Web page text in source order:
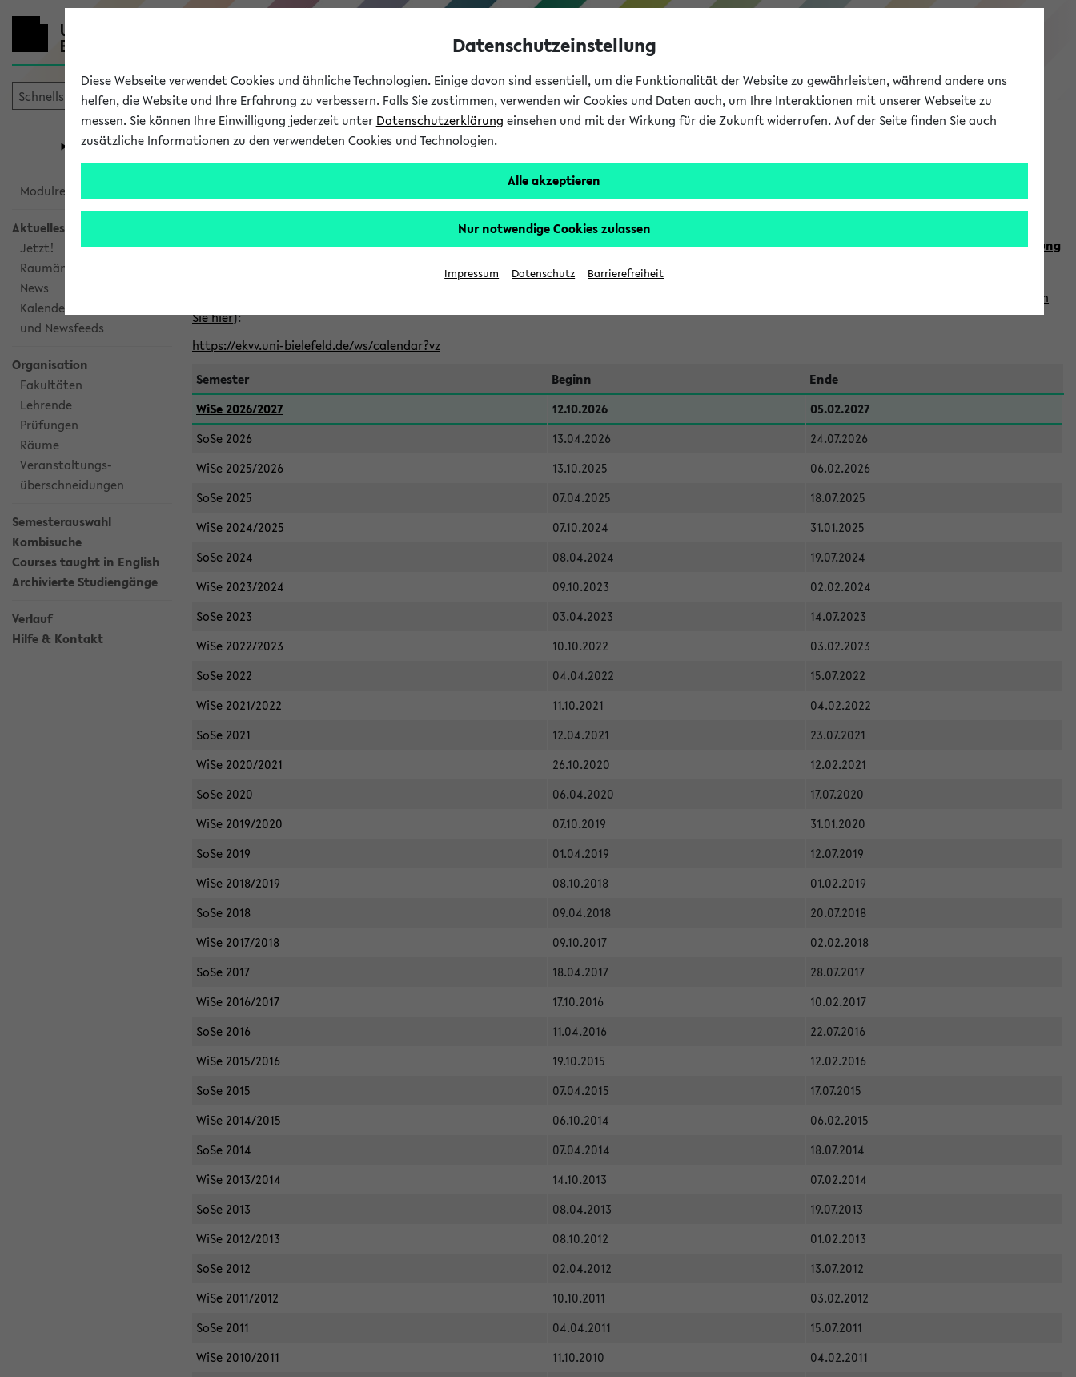
eKVV
Universität Forschung Studium
eKVV
Modulrecherche
Aktuelles
Jetzt!
Raumänderungen
News
Kalenderintegration
und Newsfeeds
Organisation
Fakultäten
Lehrende
Prüfungen
Räume
Veranstaltungs-
überschneidungen
Semesterauswahl
Kombisuche
Courses taught in English
Archivierte Studiengänge
Verlauf
Hilfe & Kontakt
Alle veröffentlichten Semester im eKVV
Klicken Sie auf das Semester, welches Sie für Ihre Sitzung auswählen möchten. Bitte beachten Sie auch die weiteren Termine imKalender der Lehrplanung
finden
Sie hier):
https://ekvv.uni-bielefeld.de/ws/calendar?vz
Semester
Beginn
Ende
WiSe 2026/2027
12.10.2026
05.02.2027
SoSe 2026
13.04.2026
24.07.2026
WiSe 2025/2026
13.10.2025
06.02.2026
SoSe 2025
07.04.2025
18.07.2025
WiSe 2024/2025
07.10.2024
31.01.2025
SoSe 2024
08.04.2024
19.07.2024
WiSe 2023/2024
09.10.2023
02.02.2024
SoSe 2023
03.04.2023
14.07.2023
WiSe 2022/2023
10.10.2022
03.02.2023
SoSe 2022
04.04.2022
15.07.2022
WiSe 2021/2022
11.10.2021
04.02.2022
SoSe 2021
12.04.2021
23.07.2021
WiSe 2020/2021
26.10.2020
12.02.2021
SoSe 2020
06.04.2020
17.07.2020
WiSe 2019/2020
07.10.2019
31.01.2020
SoSe 2019
01.04.2019
12.07.2019
WiSe 2018/2019
08.10.2018
01.02.2019
SoSe 2018
09.04.2018
20.07.2018
WiSe 2017/2018
09.10.2017
02.02.2018
SoSe 2017
18.04.2017
28.07.2017
WiSe 2016/2017
17.10.2016
10.02.2017
SoSe 2016
11.04.2016
22.07.2016
WiSe 2015/2016
19.10.2015
12.02.2016
SoSe 2015
07.04.2015
17.07.2015
WiSe 2014/2015
06.10.2014
06.02.2015
SoSe 2014
07.04.2014
18.07.2014
WiSe 2013/2014
14.10.2013
07.02.2014
SoSe 2013
08.04.2013
19.07.2013
WiSe 2012/2013
08.10.2012
01.02.2013
SoSe 2012
02.04.2012
13.07.2012
WiSe 2011/2012
10.10.2011
03.02.2012
SoSe 2011
04.04.2011
15.07.2011
WiSe 2010/2011
11.10.2010
04.02.2011
Datenschutzeinstellung
Diese Webseite verwendet Cookies und ähnliche Technologien. Einige davon sind essentiell, um die Funktionalität der Website zu gewährleisten, während andere uns
helfen, die Website und Ihre Erfahrung zu verbessern. Falls Sie zustimmen, verwenden wir Cookies und Daten auch, um Ihre Interaktionen mit unserer Webseite zu
messen. Sie können Ihre Einwilligung jederzeit unter Datenschutzerklärung einsehen und mit der Wirkung für die Zukunft widerrufen. Auf der Seite finden Sie auch
zusätzliche Informationen zu den verwendeten Cookies und Technologien.
Alle akzeptieren
Nur notwendige Cookies zulassen
Impressum Datenschutz Barrierefreiheit